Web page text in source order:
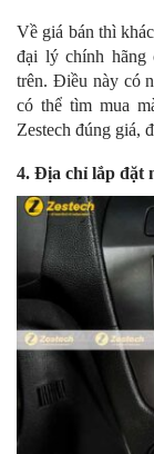
Về giá bán thì
đại lý chính hãng
trên. Điều này có
có thể tìm mua
Zestech đúng giá,
4. Địa chỉ lắp đặt